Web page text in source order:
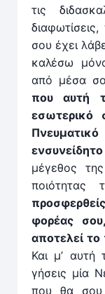
τις
σου έχει
καλέ­σω
από μέσα
που αυτή
εσωτερικό
μέγεθος
ποιότητας
φορέας
αποτελεί
Και μ’
γήσεις μία
που θα σου